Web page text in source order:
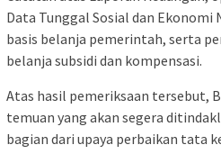
Data Tunggal Sosial dan Ekonomi
basis belanja pemerintah, serta
belanja subsidi dan kompensasi.
Atas hasil pemeriksaan tersebut,
temuan yang akan segera
bagian dari upaya perbaikan tata